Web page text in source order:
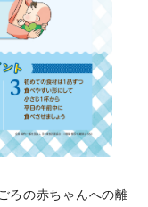
ろの赤ちゃんへの離